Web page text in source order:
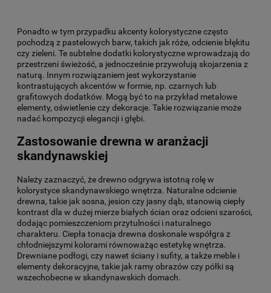
Ponadto w tym przypadku akcenty kolorystyczne często
pochodzą z pastelowych barw, takich jak róże, odcienie błękitu
czy zieleni. Te subtelne dodatki kolorystyczne wprowadzają do
przestrzeni świeżość, a jednocześnie przywołują skojarzenia z
naturą. Innym rozwiązaniem jest wykorzystanie
kontrastujących akcentów w formie, np. czarnych lub
grafitowych dodatków. Mogą być to na przykład metalowe
elementy, oświetlenie czy dekoracje. Takie rozwiązanie może
nadać kompozycji elegancji i głębi.
Zastosowanie drewna w aranżacji
skandynawskiej
Należy zaznaczyć, że drewno odgrywa istotną rolę w
kolorystyce skandynawskiego wnętrza. Naturalne odcienie
drewna, takie jak sosna, jesion czy jasny dąb, stanowią ciepły
kontrast dla w dużej mierze białych ścian oraz odcieni szarości,
dodając pomieszczeniom przytulności i naturalnego
charakteru. Ciepła tonacja drewna doskonale współgra z
chłodniejszymi kolorami równoważąc estetykę wnętrza.
Drewniane podłogi, czy nawet ściany i sufity, a także meble i
elementy dekoracyjne, takie jak ramy obrazów czy półki są
wszechobecne w skandynawskich domach.